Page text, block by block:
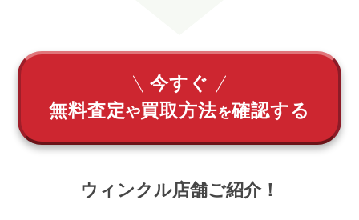
今すぐ
無料査定や買取方法を確認する
ウィンクル店舗ご紹介！